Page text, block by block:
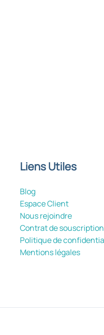
Liens Utiles
Blog
Espace Client
Nous rejoindre
Contrat de
Politique de
Mentions légales